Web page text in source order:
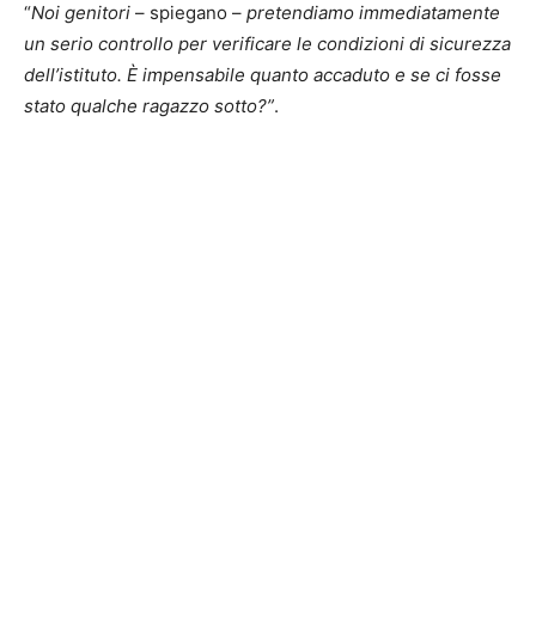
“Noi genitori – spiegano – pretendiamo immediatamente
un serio controllo per verificare le condizioni di sicurezza
dell’istituto. È impensabile quanto accaduto e se ci fosse
stato qualche ragazzo sotto?”.